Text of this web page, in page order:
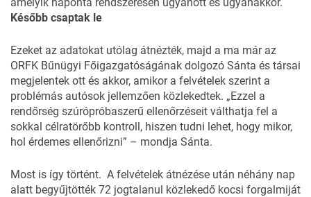
Később csaptak le
Ezeket az adatokat utólag átnézték, majd a ma már az
ORFK Bűnügyi Főigazgatóságának dolgozó Sánta és társai
megjelentek ott és akkor, amikor a felvételek szerint a
problémás autósok jellemzően közlekedtek. „Ezzel a
rendőrség szúrópróbaszerű ellenőrzéseit válthatja fel a
sokkal célratörőbb kontroll, hiszen tudni lehet, hogy mikor,
hol érdemes ellenőrizni” – mondja Sánta.
Most is így történt. A felvételek átnézése után néhány nap
alatt begyűjtötték 72 jogtalanul közlekedő kocsi forgalmiját